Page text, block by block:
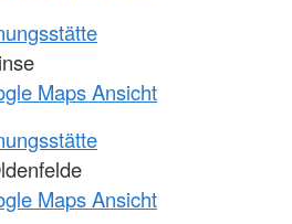
Maps Ansicht
Maps Ansicht